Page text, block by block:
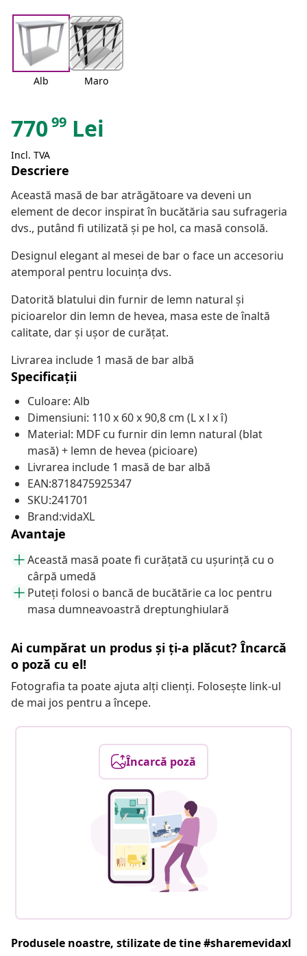
Alb Maro
77099 Lei
Incl. TVA
Descriere
Această masă de bar atrăgătoare va deveni un
element de decor inspirat în bucătăria sau sufrageria
dvs., putând fi utilizată și pe hol, ca masă consolă.
Designul elegant al mesei de bar o face un accesoriu
atemporal pentru locuința dvs.
Datorită blatului din furnir de lemn natural și
picioarelor din lemn de hevea, masa este de înaltă
calitate, dar și ușor de curățat.
Livrarea include 1 masă de bar albă
Specificații
Culoare: Alb
Dimensiuni: 110 x 60 x 90,8 cm (L x l x î)
Material: MDF cu furnir din lemn natural (blat
masă) + lemn de hevea (picioare)
Livrarea include 1 masă de bar albă
EAN:8718475925347
SKU:241701
Brand:vidaXL
Avantaje
Această masă poate fi curățată cu ușurință cu o
cârpă umedă
Puteți folosi o bancă de bucătărie ca loc pentru
masa dumneavoastră dreptunghiulară
Ai cumpărat un produs și ți-a plăcut? Încarcă
o poză cu el!
Fotografia ta poate ajuta alți clienți. Folosește link-ul
de mai jos pentru a începe.
Încarcă poză
Produsele noastre, stilizate de tine #sharemevidaxl